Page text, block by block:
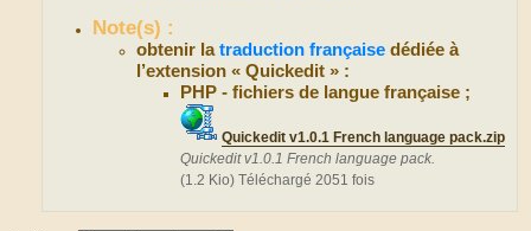
Note(s) :
obtenir latraduction française dédiée à
l’extension « Quickedit » :
PHP - fichiers de langue française ;
Quickedit v1.0.1 French language pack.zip
Quickedit v1.0.1 French language pack.
(1.2 Kio) Téléchargé 2051 fois